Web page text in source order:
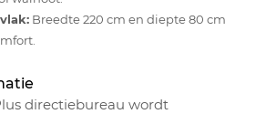
Breedte 220 cm en diepte 80 cm
directiebureau wordt